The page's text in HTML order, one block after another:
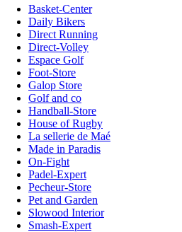
Basket-Center
Daily Bikers
Direct Running
Direct-Volley
Espace Golf
Foot-Store
Galop Store
Golf and co
Handball-Store
House of Rugby
La sellerie de Maé
Made in Paradis
On-Fight
Padel-Expert
Pecheur-Store
Pet and Garden
Slowood Interior
Smash-Expert